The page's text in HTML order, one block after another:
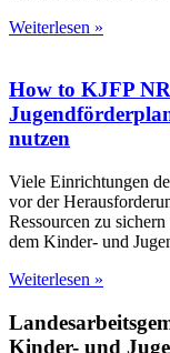
Weiterlesen »
How to KJFP
nutzen
Viele Einrichtungen
vor der
Ressourcen zu
dem Kinder- und
Weiterlesen »
Kinder- und